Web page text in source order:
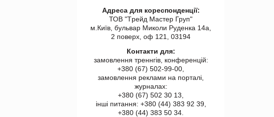
Адреса для кореспонденції:
ТОВ "Tрейд Мастер Груп"
м.Київ, бульвар Миколи Руденка 14а,
2 поверх, оф 121, 03194
Контакти для:
замовлення треннгів, конференцій:
+380 (67) 502-99-00,
замовлення реклами на порталі,
журналах:
+380 (67) 502 30 13,
інші питання: +380 (44) 383 92 39,
+380 (44) 383 50 34.